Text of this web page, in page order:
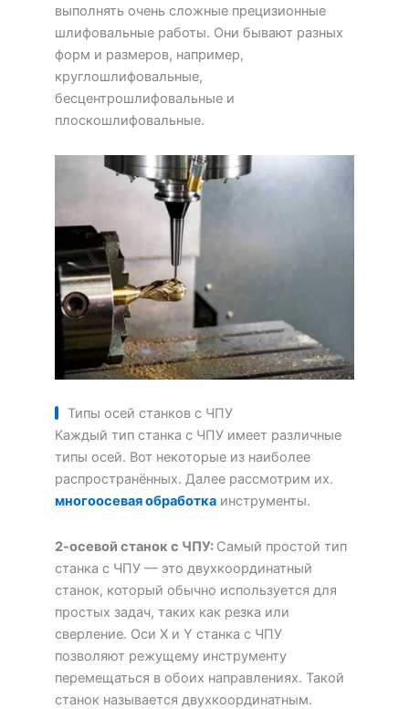
выполнять очень сложные прецизионные
шлифовальные работы. Они бывают разных
форм и размеров, например,
круглошлифовальные,
бесцентрошлифовальные и
плоскошлифовальные.
Типы осей станков с ЧПУ
Каждый тип станка с ЧПУ имеет различные
типы осей. Вот некоторые из наиболее
распространённых. Далее рассмотрим их.
многоосевая обработка инструменты.
2-осевой станок с ЧПУ: Самый простой тип
станка с ЧПУ — это двухкоординатный
станок, который обычно используется для
простых задач, таких как резка или
сверление. Оси X и Y станка с ЧПУ
позволяют режущему инструменту
перемещаться в обоих направлениях. Такой
станок называется двухкоординатным.